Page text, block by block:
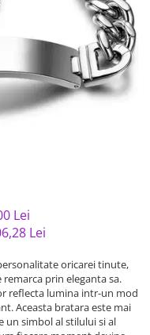
Lei
Lei
oricarei tinute,
prin eleganta sa.
reflecta lumina intr-un mod
Aceasta bratara este mai
un simbol al stilului si al